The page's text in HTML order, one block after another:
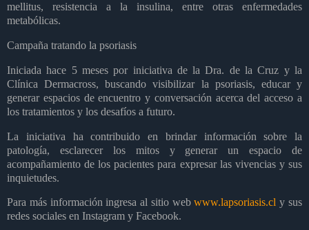
mellitus, resistencia a la insulina, entre otras enfermedades
metabólicas.
Campaña tratando la psoriasis
Iniciada hace 5 meses por iniciativa de la Dra. de la Cruz y la
Clínica Dermacross, buscando visibilizar la psoriasis, educar y
generar espacios de encuentro y conversación acerca del acceso a
los tratamientos y los desafíos a futuro.
La iniciativa ha contribuido en brindar información sobre la
patología, esclarecer los mitos y generar un espacio de
acompañamiento de los pacientes para expresar las vivencias y sus
inquietudes.
Para más información ingresa al sitio webwww.lapsoriasis.cl y sus
redes sociales en Instagram y Facebook.